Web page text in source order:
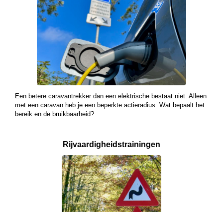
Een betere caravantrekker dan een elektrische bestaat niet. Alleen
met een caravan heb je een beperkte actieradius. Wat bepaalt het
bereik en de bruikbaarheid?
Rijvaardigheids­trainingen